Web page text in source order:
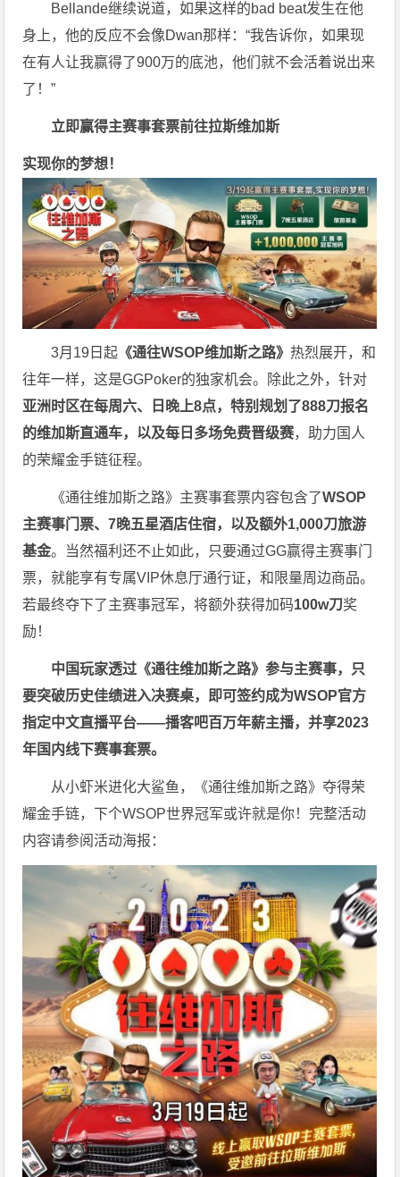
Bellande继续说道，如果这样的bad beat发生在他
身上，他的反应不会像Dwan那样：“我告诉你，如果现
在有人让我赢得了900万的底池，他们就不会活着说出来
了！”
立即赢得主赛事套票前往拉斯维加斯
实现你的梦想！
3月19日起 《通往WSOP维加斯之路》 热烈展开，和
往年一样，这是GGPoker的独家机会。除此之外，针对
亚洲时区在每周六、日晚上8点，特别规划了888刀报名
的维加斯直通车，以及每日多场免费晋级赛，助力国人
的荣耀金手链征程。
《通往维加斯之路》主赛事套票内容包含了WSOP
主赛事门票、7晚五星酒店住宿，以及额外1,000刀旅游
基金。当然福利还不止如此，只要通过GG赢得主赛事门
票，就能享有专属VIP休息厅通行证，和限量周边商品。
若最终夺下了主赛事冠军，将额外获得加码100w刀奖
励！
中国玩家透过《通往维加斯之路》参与主赛事，只
要突破历史佳绩进入决赛桌，即可签约成为WSOP官方
指定中文直播平台——播客吧百万年薪主播，并享2023
年国内线下赛事套票。
从小虾米进化大鲨鱼，《通往维加斯之路》夺得荣
耀金手链，下个WSOP世界冠军或许就是你！完整活动
内容请参阅活动海报：